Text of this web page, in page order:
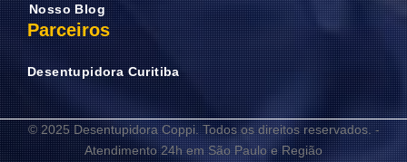
Nosso Blog
Parceiros
Desentupidora Curitiba
© 2025 Desentupidora Coppi. Todos os direitos reservados. -
Atendimento 24h em São Paulo e Região